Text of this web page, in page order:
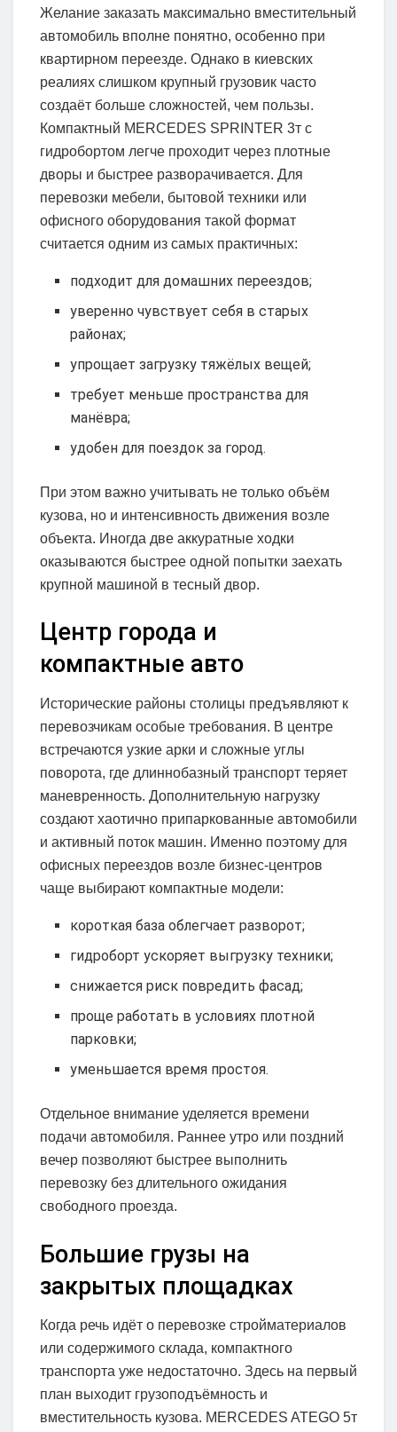
Желание заказать максимально вместительный
автомобиль вполне понятно, особенно при
квартирном переезде. Однако в киевских
реалиях слишком крупный грузовик часто
создаёт больше сложностей, чем пользы.
Компактный MERCEDES SPRINTER 3т с
гидробортом легче проходит через плотные
дворы и быстрее разворачивается. Для
перевозки мебели, бытовой техники или
офисного оборудования такой формат
считается одним из самых практичных:
подходит для домашних переездов;
уверенно чувствует себя в старых
районах;
упрощает загрузку тяжёлых вещей;
требует меньше пространства для
манёвра;
удобен для поездок за город.
При этом важно учитывать не только объём
кузова, но и интенсивность движения возле
объекта. Иногда две аккуратные ходки
оказываются быстрее одной попытки заехать
крупной машиной в тесный двор.
Центр города и
компактные авто
Исторические районы столицы предъявляют к
перевозчикам особые требования. В центре
встречаются узкие арки и сложные углы
поворота, где длиннобазный транспорт теряет
маневренность. Дополнительную нагрузку
создают хаотично припаркованные автомобили
и активный поток машин. Именно поэтому для
офисных переездов возле бизнес-центров
чаще выбирают компактные модели:
короткая база облегчает разворот;
гидроборт ускоряет выгрузку техники;
снижается риск повредить фасад;
проще работать в условиях плотной
парковки;
уменьшается время простоя.
Отдельное внимание уделяется времени
подачи автомобиля. Раннее утро или поздний
вечер позволяют быстрее выполнить
перевозку без длительного ожидания
свободного проезда.
Большие грузы на
закрытых площадках
Когда речь идёт о перевозке стройматериалов
или содержимого склада, компактного
транспорта уже недостаточно. Здесь на первый
план выходит грузоподъёмность и
вместительность кузова. MERCEDES ATEGO 5т